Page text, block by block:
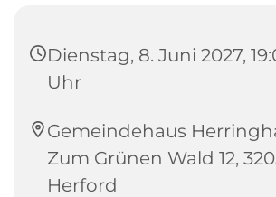
Dienstag, 8. Juni 2027,
Uhr
Gemeindehaus
Zum Grünen Wald 12,
Herford